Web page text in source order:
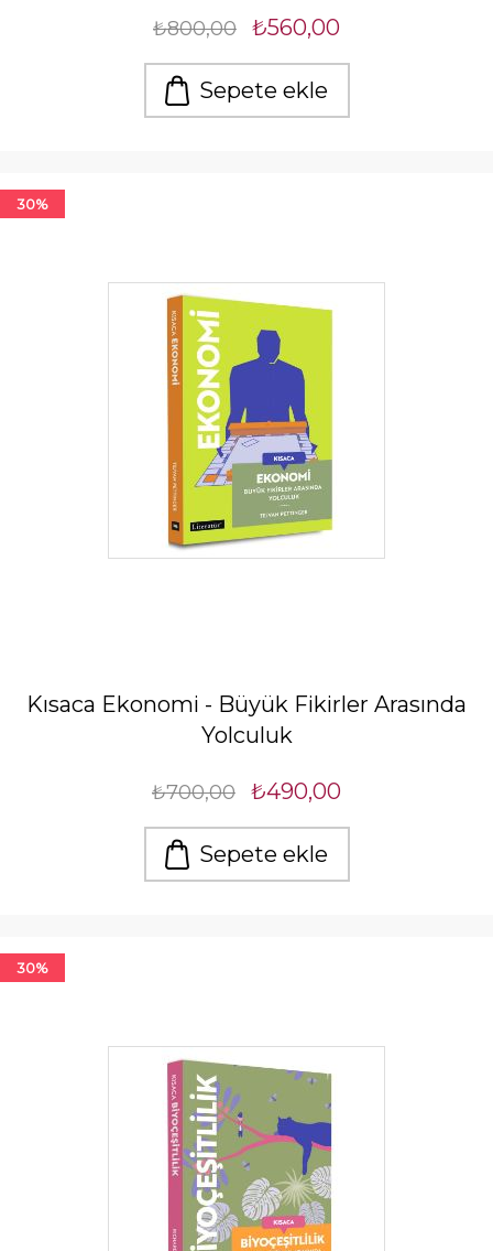
₺800,00 ₺560,00
Sepete ekle
30%
Kısaca Ekonomi - Büyük Fikirler Arasında
Yolculuk
₺700,00 ₺490,00
Sepete ekle
30%